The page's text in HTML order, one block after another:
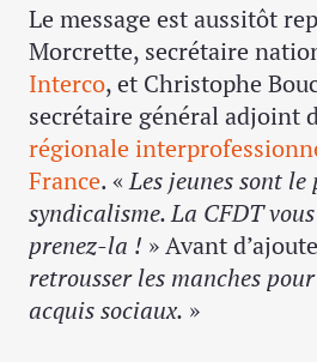
Le message est aussitôt
Morcrette, secrétaire
Interco, et Christophe
secrétaire général adjoint
régionale
France. «Les jeunes sont le
syndicalisme. La CFDT
prenez-la ! » Avant
retrousser les manches
acquis sociaux. »